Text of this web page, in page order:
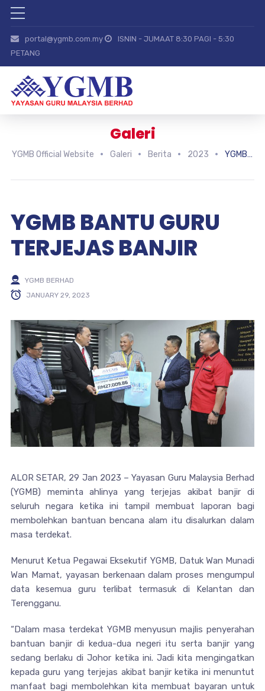
portal@ygmb.com.my
ISNIN - JUMAAT 8:30 PAGI - 5:30
PETANG
Galeri
YGMB Official Website Galeri Berita 2023 YGMB BANTU GURU TERJEJAS BANJIR
YGMB BANTU GURU
TERJEJAS BANJIR
YGMB BERHAD
JANUARY 29, 2023
ALOR SETAR, 29 Jan 2023 – Yayasan Guru Malaysia Berhad
(YGMB) meminta ahlinya yang terjejas akibat banjir di
seluruh negara ketika ini tampil membuat laporan bagi
membolehkan bantuan bencana alam itu disalurkan dalam
masa terdekat.
Menurut Ketua Pegawai Eksekutif YGMB, Datuk Wan Munadi
Wan Mamat, yayasan berkenaan dalam proses mengumpul
data kesemua guru terlibat termasuk di Kelantan dan
Terengganu.
“Dalam masa terdekat YGMB menyusun majlis penyerahan
bantuan banjir di kedua-dua negeri itu serta banjir yang
sedang berlaku di Johor ketika ini. Jadi kita mengingatkan
kepada guru yang terjejas akibat banjir ketika ini menuntut
manfaat bagi membolehkan kita membuat bayaran untuk